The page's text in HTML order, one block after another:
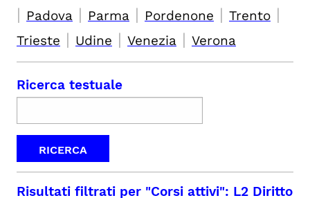
| Padova | Parma | Pordenone | Trento |
Trieste | Udine | Venezia | Verona
Ricerca testuale
Risultati filtrati per "Corsi attivi": L2 Diritto